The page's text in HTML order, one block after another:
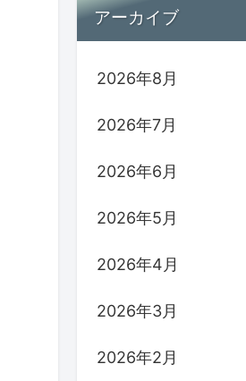
アーカイブ
2026年8月
2026年7月
2026年6月
2026年5月
2026年4月
2026年3月
2026年2月